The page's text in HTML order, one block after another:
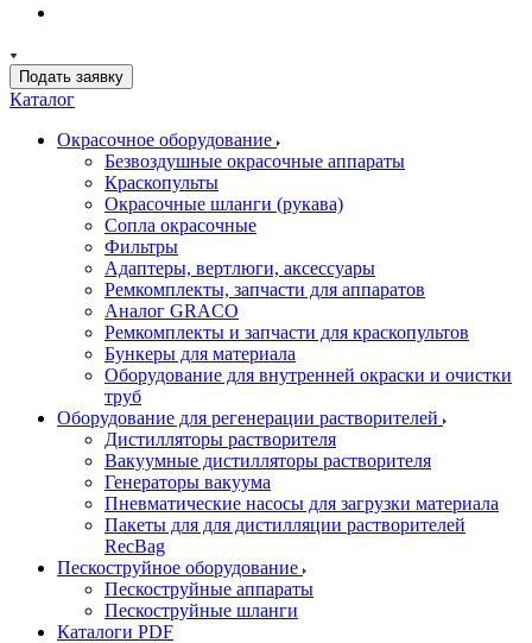
Подать заявку
Каталог
Окрасочное оборудование
Безвоздушные окрасочные аппараты
Краскопульты
Окрасочные шланги (рукава)
Сопла окрасочные
Фильтры
Адаптеры, вертлюги, аксессуары
Ремкомплекты, запчасти для аппаратов
Аналог GRACO
Ремкомплекты и запчасти для краскопультов
Бункеры для материала
Оборудование для внутренней окраски и очистки
труб
Оборудование для регенерации растворителей
Дистилляторы растворителя
Вакуумные дистилляторы растворителя
Генераторы вакуума
Пневматические насосы для загрузки материала
Пакеты для для дистилляции растворителей
RecBag
Пескоструйное оборудование
Пескоструйные аппараты
Пескоструйные шланги
Каталоги PDF